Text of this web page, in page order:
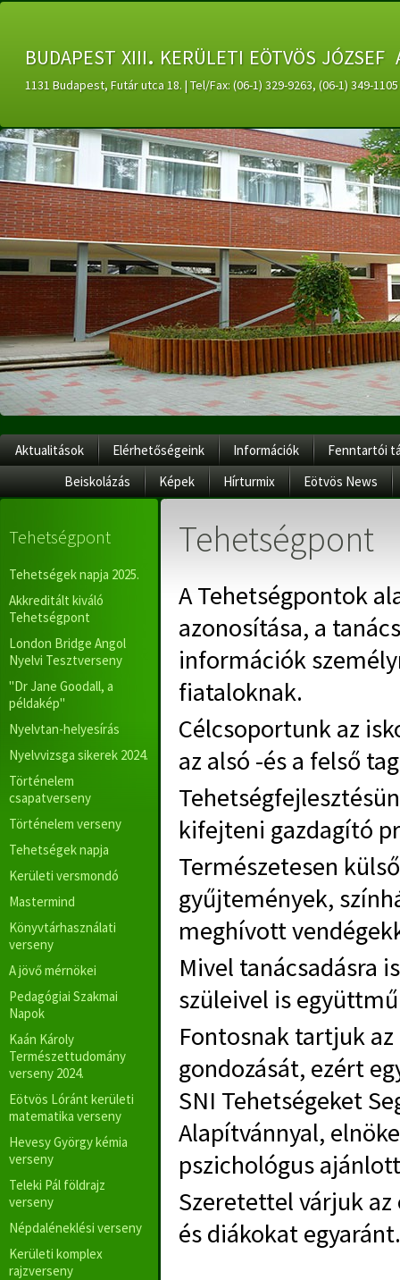
budapest xiii. kerületi eötvös
1131 Budapest, Futár utca 18. | Tel/Fax: (06-1) 329-9263, (06-1) 349-
Aktualitások Elérhetőségeink Információk
Fenntartói
Beiskolázás
Képek Hírturmix Eötvös News
Tehetségpont
Tehetségek napja 2025.
Akkreditált kiváló
Tehetségpont
London Bridge Angol
Nyelvi Tesztverseny
"Dr Jane Goodall, a
példakép"
Nyelvtan-helyesírás
Nyelvvizsga sikerek 2024.
Történelem
csapatverseny
Történelem verseny
Tehetségek napja
Kerületi versmondó
Mastermind
Könyvtárhasználati
verseny
A jövő mérnökei
Pedagógiai Szakmai
Napok
Kaán Károly
Természettudomány
verseny 2024.
Eötvös Lóránt kerületi
matematika verseny
Hevesy György kémia
verseny
Teleki Pál földrajz
verseny
Népdaléneklési verseny
Kerületi komplex
rajzverseny
Tehetségpont
A Tehetségpontok
azonosítása, a
információk
fiataloknak.
Célcsoportunk az
az alsó -és a felső
kifejteni gazdagító
Természetesen
gyűjtemények,
meghívott
Mivel tanácsadásra
szüleivel is
Fontosnak tartjuk
gondozását, ezért
SNI Tehetségeket
Alapítvánnyal,
pszichológus
Szeretettel várjuk
és diákokat egyaránt.